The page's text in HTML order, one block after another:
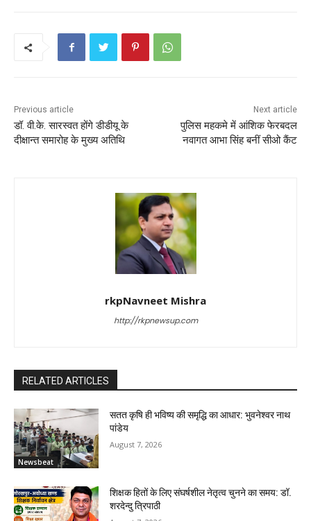
p
p
Previous article
डॉ. वी.के. सारस्वत होंगे डीडीयू के
दीक्षान्त समारोह के मुख्य अतिथि
Next article
पुलिस महकमे में आंशिक फेरबदल
नवागत आभा सिंह बनीं सीओ कैंट
rkpNavneet Mishra
http://rkpnewsup.com
RELATED ARTICLES
Newsbeat
सतत कृषि ही भविष्य की समृद्धि का आधार: भुवनेश्वर नाथ
पांडेय
August 7, 2026
शिक्षक हितों के लिए संघर्षशील नेतृत्व चुनने का समय: डॉ.
शरदेन्दु त्रिपाठी